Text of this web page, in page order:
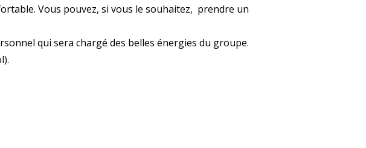
Vous pouvez, si vous le souhaitez, prendre un
qui sera chargé des belles énergies du groupe.